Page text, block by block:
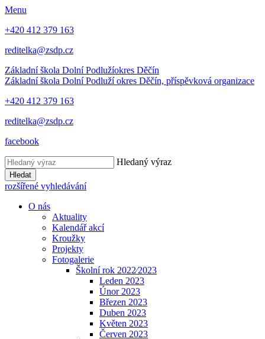
Menu
+420 412 379 163
reditelka@zsdp.cz
Základní škola Dolní Podlužíokres Děčín
Základní škola Dolní Podlužíokres Děčín, příspěvková organizace
+420 412 379 163
reditelka@zsdp.cz
facebook
Hledaný výraz
Hledat
rozšířené vyhledávání
O nás
Aktuality
Kalendář akcí
Kroužky
Projekty
Fotogalerie
Školní rok 2022⁄2023
Leden 2023
Únor 2023
Březen 2023
Duben 2023
Květen 2023
Červen 2023